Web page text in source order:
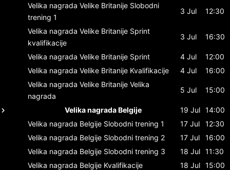
Velika nagrada Velike Britanije Slobodni
trening 1
3 Jul 12:30
Velika nagrada Velike Britanije Sprint
kvalifikacije
3 Jul 16:30
Velika nagrada Velike Britanije Sprint 4 Jul
12:00
Velika nagrada Velike Britanije Kvalifikacije 4 Jul
16:00
Velika nagrada Velike Britanije Velika
nagrada
5 Jul 15:00
Velika nagrada Belgije 19 Jul 14:00
Velika nagrada Belgije Slobodni trening 1 17 Jul
12:30
Velika nagrada Belgije Slobodni trening 2 17 Jul
16:00
Velika nagrada Belgije Slobodni trening 3 18 Jul 11:30
Velika nagrada Belgije Kvalifikacije 18 Jul 15:00